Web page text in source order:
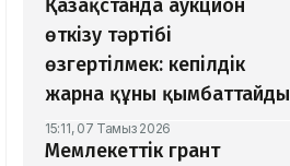
Қазақстанда аукцион
өткізу тәртібі
өзгертілмек: кепілдік
жарна құны қымбаттайды
15:11, 07 Тамыз 2026
Мемлекеттік грант